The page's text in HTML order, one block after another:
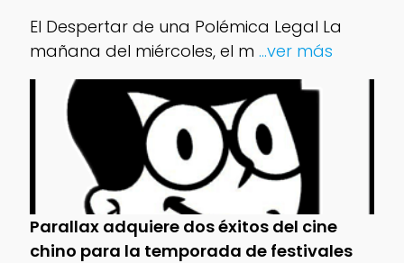
El Despertar de una Polémica Legal La
mañana del miércoles, el m ...ver más
Parallax adquiere dos éxitos del cine
chino para la temporada de festivales